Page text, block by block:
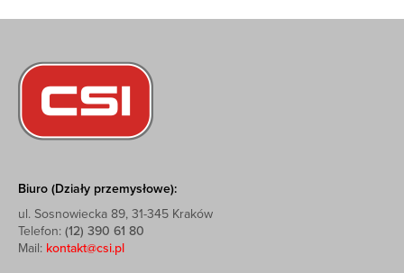
Biuro (Działy przemysłowe):
ul. Sosnowiecka 89, 31-345 Kraków
Telefon: (12) 390 61 80
Mail: kontakt@csi.pl